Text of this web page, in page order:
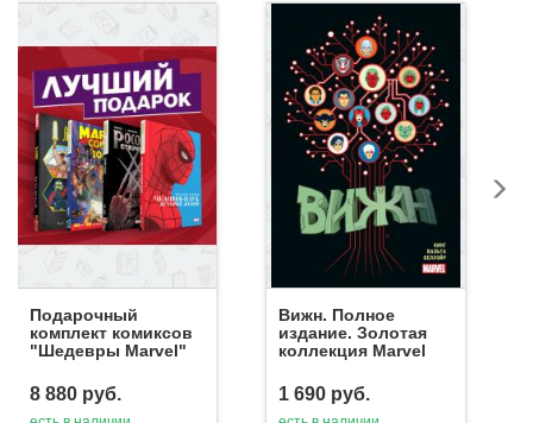
Подарочный
комплект комиксов
"Шедевры Marvel"
8 880 руб.
Вижн. Полное
издание. Золотая
коллекция Marvel
1 690 руб.